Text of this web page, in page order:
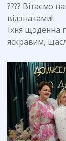
???? Вітаємо
відзнаками!
Їхня щоденна
яскравим,